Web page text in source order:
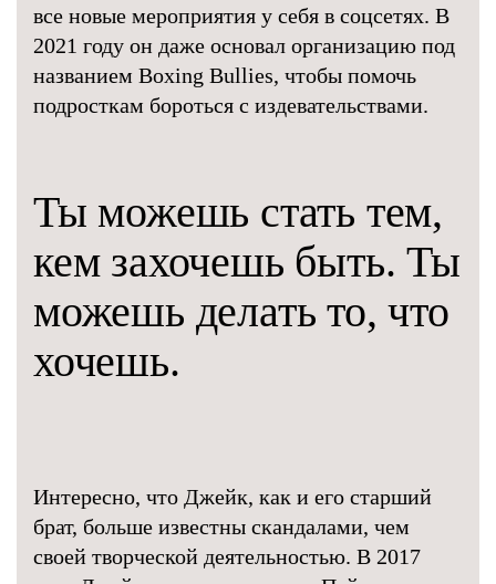
все новые мероприятия у себя в соцсетях. В
2021 году он даже основал организацию под
названием Boxing Bullies, чтобы помочь
подросткам бороться с издевательствами.
Ты можешь стать тем,
кем захочешь быть. Ты
можешь делать то, что
хочешь.
Интересно, что Джейк, как и его старший
брат, больше известны скандалами, чем
своей творческой деятельностью. В 2017